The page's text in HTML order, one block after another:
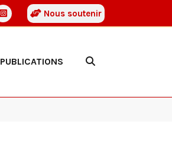
Nous soutenir
PUBLICATIONS